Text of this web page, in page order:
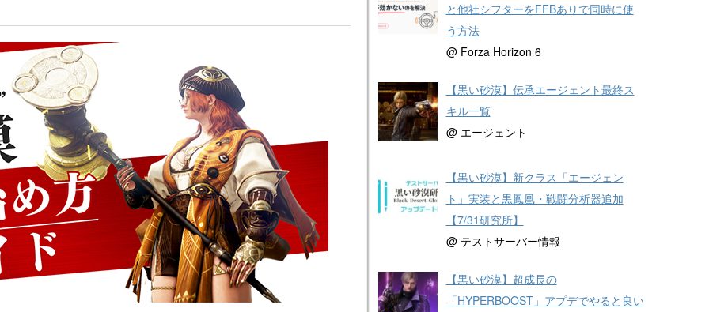
と他社シフターをFFBありで同時に使
う方法
@ Forza Horizon 6
【黒い砂漠】伝承エージェント最終ス
キル一覧
@ エージェント
【黒い砂漠】新クラス「エージェン
ト」実装と黒鳳凰・戦闘分析器追加
【7/31研究所】
@ テストサーバー情報
【黒い砂漠】超成長の
「HYPERBOOST」アプデでやると良い